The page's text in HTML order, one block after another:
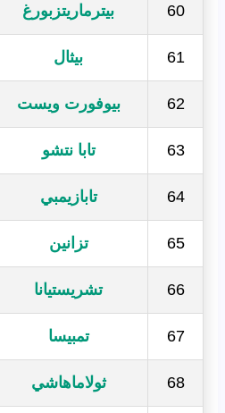
60 بيترماريتزبورغ
61 بيثال
62 بيوفورت ويست
63 تابا نتشو
64 تابازيمبي
65 تزانين
66 تشريستيانا
67 تمبيسا
68 ثولاماهاشي